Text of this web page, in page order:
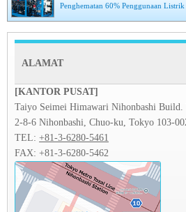
Penghematan 60% Penggunaan Listrik
ALAMAT
[KANTOR PUSAT]
Taiyo Seimei Himawari Nihonbashi Build.
2-8-6 Nihonbashi, Chuo-ku, Tokyo 103-
TEL: +81-3-6280-5461
FAX: +81-3-6280-5462